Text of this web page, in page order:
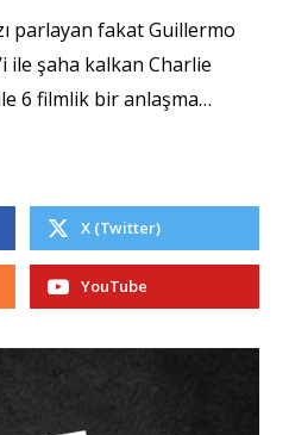
parlayan fakat Guillermo
ile şaha kalkan Charlie
6 filmlik bir anlaşma…
X (Twitter)
YouTube